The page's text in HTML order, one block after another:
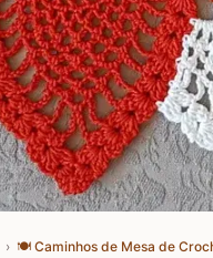
› 🍽️ Caminhos de Mesa de